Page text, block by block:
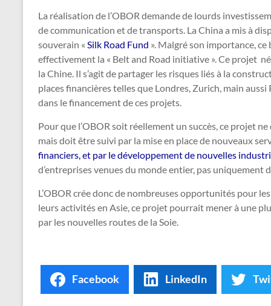
La réalisation de l’OBOR demande de lourds
de communication et de transports. La China a mis à
souverain « Silk Road Fund ». Malgré son importance,
effectivement la « Belt and Road initiative ». Ce projet
la Chine. Il s’agit de partager les risques liés à la
places financières telles que Londres, Zurich, main
dans le financement de ces projets.
Pour que l’OBOR soit réellement un succès, ce projet
mais doit être suivi par la mise en place de nouveaux
financiers, et par le développement de nouvelles
d’entreprises venues du monde entier, pas uniquement
L’OBOR crée donc de nombreuses opportunités pour
leurs activités en Asie, ce projet pourrait mener à une
par les nouvelles routes de la Soie.
Facebook LinkedIn